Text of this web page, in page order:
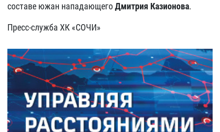
составе южан нападающегоДмитрия Казионова.
Пресс-служба ХК «СОЧИ»